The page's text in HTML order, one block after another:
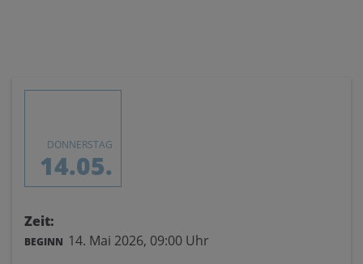
DONNERSTAG
14.05.
Zeit:
BEGINN 14. Mai 2026, 09:00 Uhr